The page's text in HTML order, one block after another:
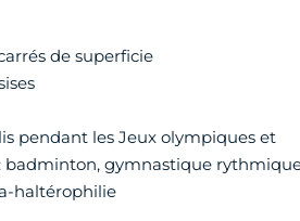
de superficie
pendant les Jeux olympiques et
badminton, gymnastique
haltérophilie